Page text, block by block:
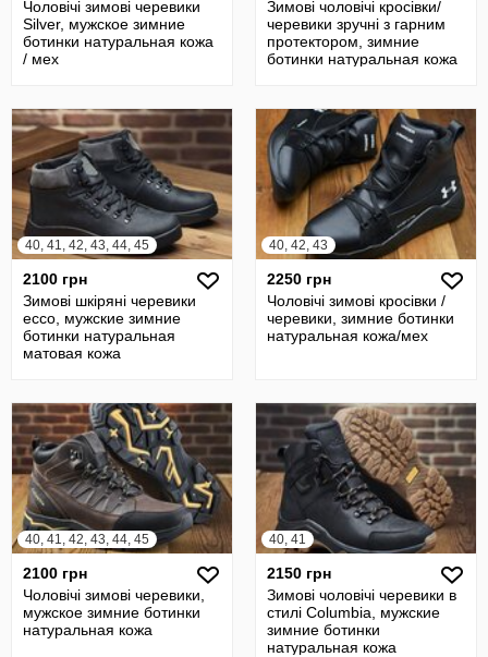
Чоловічі зимові черевики
Silver, мужское зимние
ботинки натуральная кожа
/ мех
Зимові чоловічі кросівки/
черевики зручні з гарним
протектором, зимние
ботинки натуральная кожа
40, 41, 42, 43, 44, 45
2100 грн
Зимові шкіряні черевики
ecco, мужские зимние
ботинки натуральная
матовая кожа
40, 42, 43
2250 грн
Чоловічі зимові кросівки /
черевики, зимние ботинки
натуральная кожа/мех
40, 41, 42, 43, 44, 45
2100 грн
Чоловічі зимові черевики,
мужское зимние ботинки
натуральная кожа
40, 41
2150 грн
Зимові чоловічі черевики в
стилі Columbia, мужские
зимние ботинки
натуральная кожа